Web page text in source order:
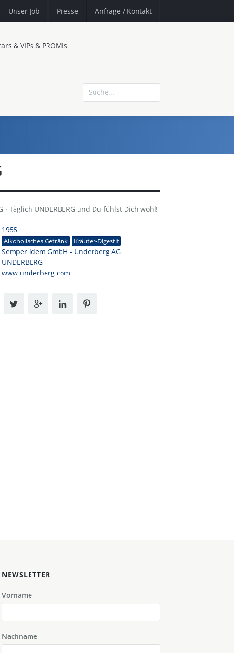
Unser Job Presse Anfrage / Kontakt
& VIPs & PROMIs
· Täglich UNDERBERG und Du fühlst Dich wohl!
1955
Alkoholisches Getränk Kräuter-Digestif
Semper idem GmbH - Underberg AG
UNDERBERG
www.underberg.com
NEWSLETTER
Vorname
Nachname